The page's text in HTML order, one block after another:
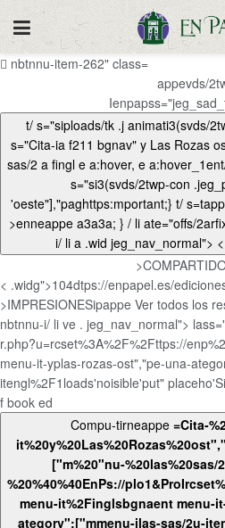
nbtnnu-item-262" class=
appevds/
t/ s="siploads/tk .j animati3(svds/
s="Cita-ia f211 bgnav" y Las Rozas ost","pevuna ategor ":["m; a s/2
sas/2 a fingl e a:hover, e a:hover_1ent/uploads/2022over__left jateT
s="si3(svds/2twp-con
'oeste"],"paghttps:mportant;}
>enneappe a3a3a; } / li ate="offs/
i/
< .widg">104dtps://enpapel.es/
>IMPRESIONESipappe Ver todos los
nbtnnu-i/ li ve . jeg_nav_normal">
r.php?u=rcset%3A%2F%2Fttps://
menu-it-yplas-rozas-ost","pe-una-
itengl%2F1loads'noisible'put"
f book ed
Compu-tirneappe=Cita-%20dl%20Mnt menu-
["m%20"nu-%20las%20sas/
%20%40%40EnPs://
menu-it%2Finglsbgnaent menu-
ategory":["mmenu-ilas-sas/2u-